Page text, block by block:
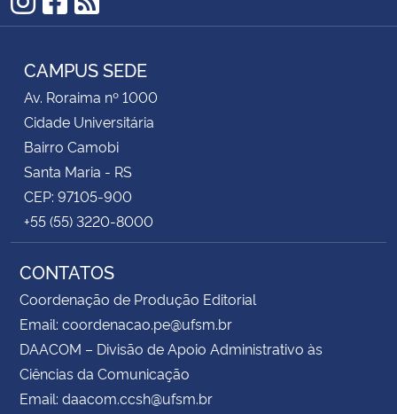
Instagram
Facebook
RSS
CAMPUS SEDE
Av. Roraima nº 1000
Cidade Universitária
Bairro Camobi
Santa Maria - RS
CEP: 97105-900
+55 (55) 3220-8000
CONTATOS
Coordenação de Produção Editorial
Email: coordenacao.pe@ufsm.br
DAACOM – Divisão de Apoio Administrativo às
Ciências da Comunicação
Email: daacom.ccsh@ufsm.br